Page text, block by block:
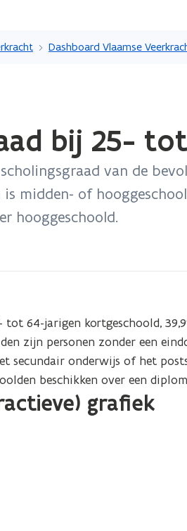
Dashboard Vlaamse
bij 25-
van de
is midden- of
hooggeschoold.
64-jarigen kortgeschoold,
zijn personen zonder een
secundair onderwijs of het
beschikken over een
grafiek